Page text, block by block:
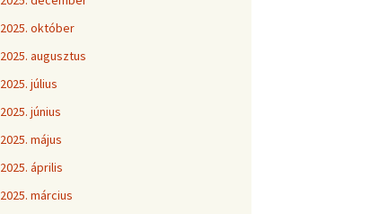
2025. október
2025. augusztus
2025. július
2025. június
2025. május
2025. április
2025. március